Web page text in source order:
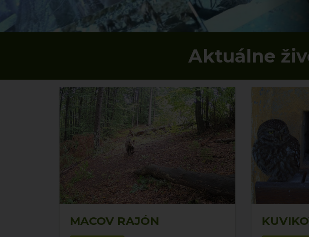
Aktuálne
MACOV RAJÓN